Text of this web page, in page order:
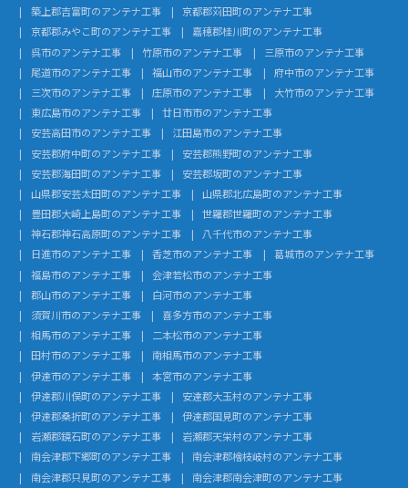
築上郡吉富町のアンテナ工事
京都郡苅田町のアンテナ工事
京都郡みやこ町のアンテナ工事
嘉穂郡桂川町のアンテナ工事
呉市のアンテナ工事
竹原市のアンテナ工事
三原市のアンテナ工事
尾道市のアンテナ工事
福山市のアンテナ工事
府中市のアンテナ工事
三次市のアンテナ工事
庄原市のアンテナ工事
大竹市のアンテナ工事
東広島市のアンテナ工事
廿日市市のアンテナ工事
安芸高田市のアンテナ工事
江田島市のアンテナ工事
安芸郡府中町のアンテナ工事
安芸郡熊野町のアンテナ工事
安芸郡海田町のアンテナ工事
安芸郡坂町のアンテナ工事
山県郡安芸太田町のアンテナ工事
山県郡北広島町のアンテナ工事
豊田郡大崎上島町のアンテナ工事
世羅郡世羅町のアンテナ工事
神石郡神石高原町のアンテナ工事
八千代市のアンテナ工事
日進市のアンテナ工事
香芝市のアンテナ工事
葛城市のアンテナ工事
福島市のアンテナ工事
会津若松市のアンテナ工事
郡山市のアンテナ工事
白河市のアンテナ工事
須賀川市のアンテナ工事
喜多方市のアンテナ工事
相馬市のアンテナ工事
二本松市のアンテナ工事
田村市のアンテナ工事
南相馬市のアンテナ工事
伊達市のアンテナ工事
本宮市のアンテナ工事
伊達郡川俣町のアンテナ工事
安達郡大玉村のアンテナ工事
伊達郡桑折町のアンテナ工事
伊達郡国見町のアンテナ工事
岩瀬郡鏡石町のアンテナ工事
岩瀬郡天栄村のアンテナ工事
南会津郡下郷町のアンテナ工事
南会津郡檜枝岐村のアンテナ工事
南会津郡只見町のアンテナ工事
南会津郡南会津町のアンテナ工事